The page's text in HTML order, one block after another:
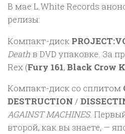
В мае L.White Records
релизы:
Компакт-диск
Death в DVD упаковке. За
Rex (Fury 161, Black Crow
Компакт-диск со сплитом
DESTRUCTION /
AGAINST MACHINES.
второй, как вы знаете, —